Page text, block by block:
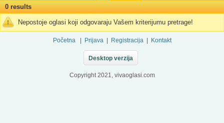
0 results
Nepostoje oglasi koji odgovaraju Vašem kriterijumu pretrage!
Početna Prijava Registracija Kontakt
Desktop verzija
Copyright 2021, vivaoglasi.com